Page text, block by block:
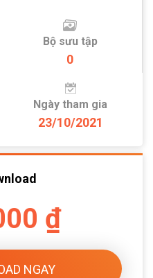
Bộ sưu tập
0
Ngày tham gia
23/10/2021
₫
NGAY